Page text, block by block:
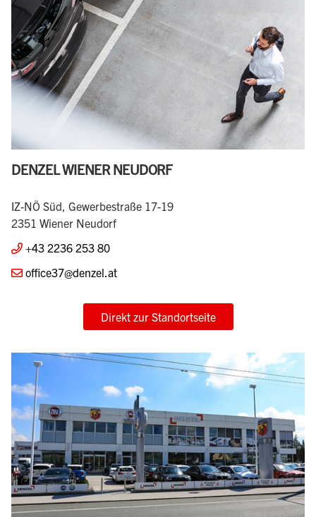
DENZEL WIENER NEUDORF
IZ-NÖ Süd, Gewerbestraße 17-19
2351 Wiener Neudorf
+43 2236 253 80
office37@denzel.at
Direkt zur Standortseite